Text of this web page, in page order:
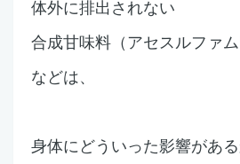
体外に排出されない
合成甘味料（アセスルファ
などは、
身体にどういった影響がある